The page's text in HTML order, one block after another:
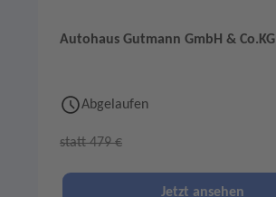
Autohaus Gutmann GmbH & Co.KG
Abgelaufen
statt 479 €
Jetzt ansehen